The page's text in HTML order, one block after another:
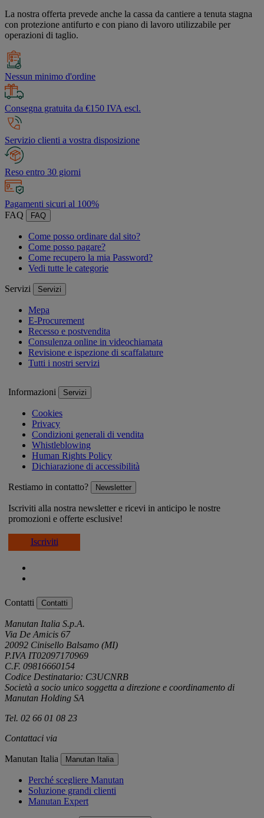
La nostra offerta prevede anche la cassa da cantiere a tenuta stagna
con protezione antifurto e con piano di lavoro utilizzabile per
operazioni di taglio.
Nessun minimo d'ordine
Consegna gratuita da €150 IVA escl.
Servizio clienti a vostra disposizione
Reso entro 30 giorni
Pagamenti sicuri al 100%
FAQ
FAQ
Come posso ordinare dal sito?
Come posso pagare?
Come recupero la mia Password?
Vedi tutte le categorie
Servizi Servizi
Mepa
E-Procurement
Recesso e postvendita
Consulenza online in videochiamata
Revisione e ispezione di scaffalature
Tutti i nostri servizi
Informazioni Servizi
Cookies
Privacy
Condizioni generali di vendita
Whistleblowing
Human Rights Policy
Dichiarazione di accessibilità
Restiamo in contatto? Newsletter
Iscriviti alla nostra newsletter e ricevi in anticipo le nostre
promozioni e offerte esclusive!
Iscriviti
Contatti Contatti
Manutan Italia S.p.A.
Via De Amicis 67
20092 Cinisello Balsamo (MI)
P.IVA IT02097170969
C.F. 09816660154
Codice Destinatario: C3UCNRB
Società a socio unico soggetta a direzione e coordinamento di
Manutan Holding SA
Tel. 02 66 01 08 23
Contattaci via
Manutan Italia Manutan Italia
Perché scegliere Manutan
Soluzione grandi clienti
Manutan Expert